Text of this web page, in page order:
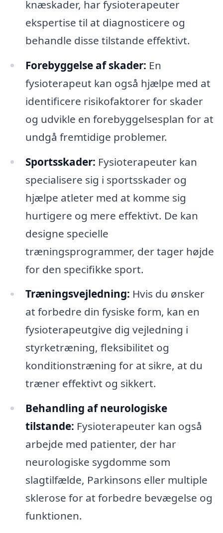
knæskader, har fysioterapeuter
ekspertise til at diagnosticere og
behandle disse tilstande effektivt.
Forebyggelse af skader: En
fysioterapeut kan også hjælpe med at
identificere risikofaktorer for skader
og udvikle en forebyggelsesplan for at
undgå fremtidige problemer.
Sportsskader: Fysioterapeuter kan
specialisere sig i sportsskader og
hjælpe atleter med at komme sig
hurtigere og mere effektivt. De kan
designe specielle
træningsprogrammer, der tager højde
for den specifikke sport.
Træningsvejledning: Hvis du ønsker
at forbedre din fysiske form, kan en
fysioterapeutgive dig vejledning i
styrketræning, fleksibilitet og
konditionstræning for at sikre, at du
træner effektivt og sikkert.
Behandling af neurologiske
tilstande: Fysioterapeuter kan også
arbejde med patienter, der har
neurologiske sygdomme som
slagtilfælde, Parkinsons eller multiple
sklerose for at forbedre bevægelse og
funktionen.